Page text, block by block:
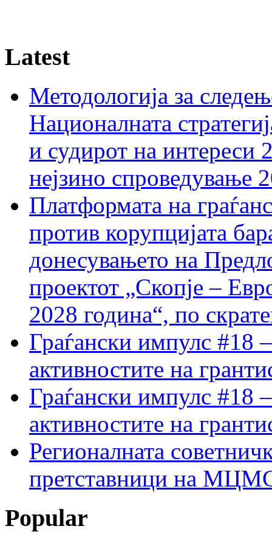
Latest
Методологија за
Националната
и судирот на интереси
нејзино спроведување
Платформата на
против корупцијата
донесувањето на
проектот „Скопје –
2028 година“, по
Граѓански импулс #18
активностите на
Граѓански импулс #18
активностите на
Регионалната
претставници на МЦМС
Popular